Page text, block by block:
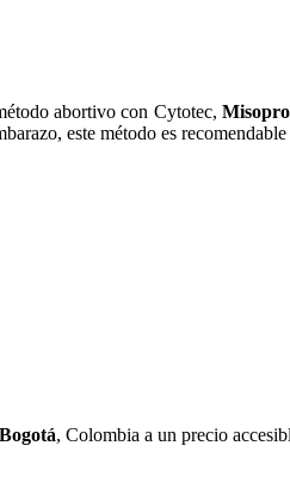
abortivo con Cytotec,
este método es
, Colombia a un precio